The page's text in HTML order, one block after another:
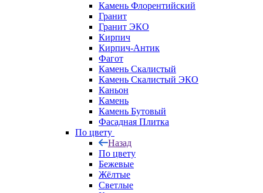
Камень Флорентийский
Гранит
Гранит ЭКО
Кирпич
Кирпич-Антик
Фагот
Камень Скалистый
Камень Скалистый ЭКО
Каньон
Камень
Камень Бутовый
Фасадная Плитка
По цвету
Назад
По цвету
Бежевые
Жёлтые
Светлые